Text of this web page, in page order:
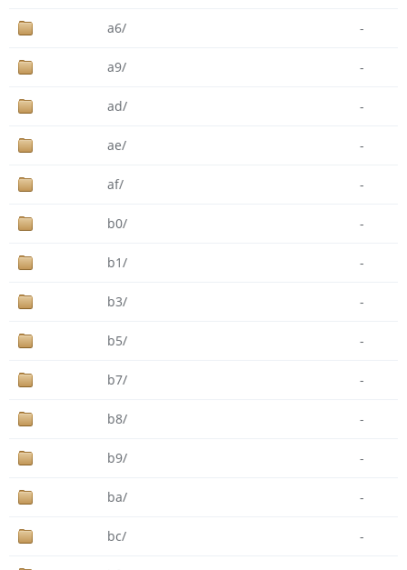
a6/ -
a9/ -
ad/ -
ae/ -
af/ -
b0/ -
b1/ -
b3/ -
b5/ -
b7/ -
b8/ -
b9/ -
ba/ -
bc/ -